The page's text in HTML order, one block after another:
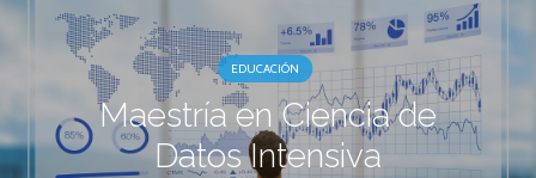
EDUCACIÓN
Maestría en Ciencia de
Datos Intensiva